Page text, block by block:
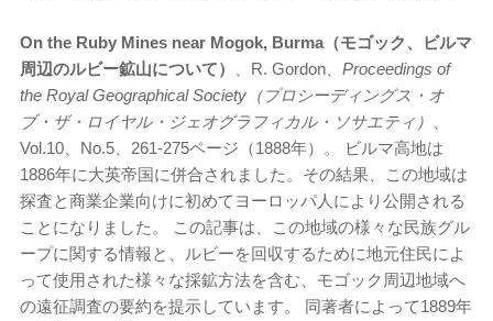
On the Ruby Mines near Mogok, Burma（モゴック、ビルマ
周辺のルビー鉱山について）
、R. Gordon、 Proceedings of
the Royal Geographical Society（プロシーディングス・オ
ブ・ザ・ロイヤル・ジェオグラフィカル・ソサエティ）
Vol.10、No.5、261-275ページ（1888年）。 ビルマ高地は
1886年に大英帝国に併合されました。その結果、この地域は
探査と商業企業向けに初めてヨーロッパ人により公開される
ことになりました。 この記事は、この地域の様々な民族グル
ープに関する情報と、ルビーを回収するために地元住民によ
って使用された様々な採鉱方法を含む、モゴック周辺地域へ
の遠征調査の要約を提示しています。 同著者によって1889年